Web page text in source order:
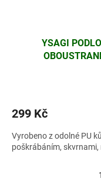
YSAGI
299 Kč
Vyrobeno z odolné PU
poškrábáním,